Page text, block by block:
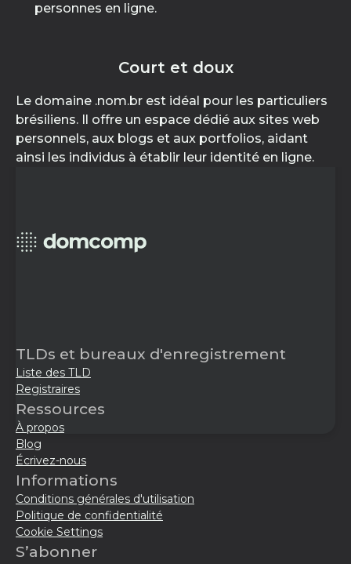
personnes en ligne.
Court et doux
Le domaine .nom.br est idéal pour les particuliers
brésiliens. Il offre un espace dédié aux sites web
personnels, aux blogs et aux portfolios, aidant
ainsi les individus à établir leur identité en ligne.
TLDs et bureaux d'enregistrement
Liste des TLD
Registraires
Ressources
À propos
Blog
Écrivez-nous
Informations
Conditions générales d'utilisation
Politique de confidentialité
Cookie Settings
S’abonner